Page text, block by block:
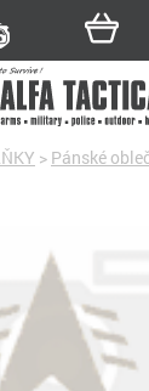
> Pánské